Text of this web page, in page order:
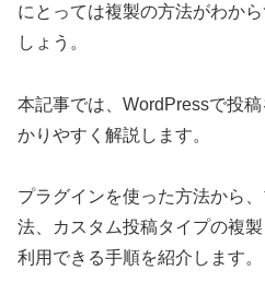
にとっては複製の方法がわか
しょう。
本記事では、WordPressで投
かりやすく解説します。
プラグインを使った方法から
法、カスタム投稿タイプの複
利用できる手順を紹介します。